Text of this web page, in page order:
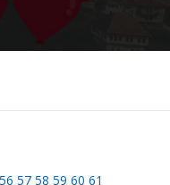
56 57 58 59 60 61